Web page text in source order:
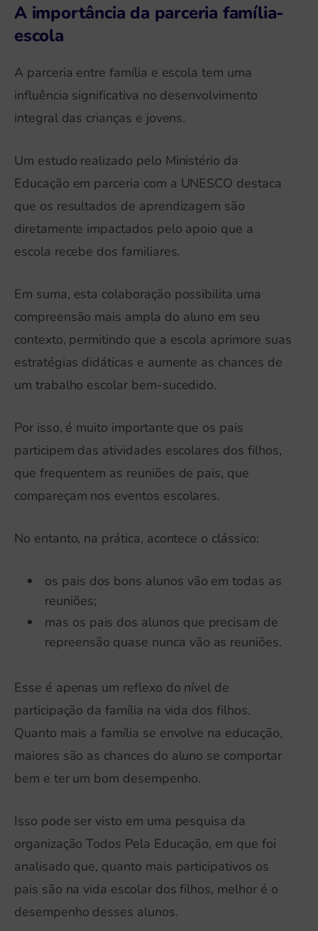
A importância da parceria família-
escola
A parceria entre família e escola tem uma
influência significativa no desenvolvimento
integral das crianças e jovens.
Um estudo realizado pelo Ministério da
Educação em parceria com a UNESCO destaca
que os resultados de aprendizagem são
diretamente impactados pelo apoio que a
escola recebe dos familiares.
Em suma, esta colaboração possibilita uma
compreensão mais ampla do aluno em seu
contexto, permitindo que a escola aprimore suas
estratégias didáticas e aumente as chances de
um trabalho escolar bem-sucedido.
Por isso, é muito importante que os pais
participem das atividades escolares dos filhos,
que frequentem as reuniões de pais, que
compareçam nos eventos escolares.
No entanto, na prática, acontece o clássico:
os pais dos bons alunos vão em todas as
reuniões;
mas os pais dos alunos que precisam de
repreensão quase nunca vão as reuniões.
Esse é apenas um reflexo do nível de
participação da família na vida dos filhos.
Quanto mais a família se envolve na educação,
maiores são as chances do aluno se comportar
bem e ter um bom desempenho.
Isso pode ser visto em uma pesquisa da
organização Todos Pela Educação, em que foi
analisado que, quanto mais participativos os
pais são na vida escolar dos filhos, melhor é o
desempenho desses alunos.